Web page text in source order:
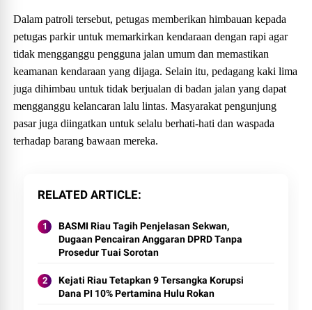
Dalam patroli tersebut, petugas memberikan himbauan kepada
petugas parkir untuk memarkirkan kendaraan dengan rapi agar
tidak mengganggu pengguna jalan umum dan memastikan
keamanan kendaraan yang dijaga. Selain itu, pedagang kaki lima
juga dihimbau untuk tidak berjualan di badan jalan yang dapat
mengganggu kelancaran lalu lintas. Masyarakat pengunjung
pasar juga diingatkan untuk selalu berhati-hati dan waspada
terhadap barang bawaan mereka.
RELATED ARTICLE
BASMI Riau Tagih Penjelasan Sekwan,
Dugaan Pencairan Anggaran DPRD Tanpa
Prosedur Tuai Sorotan
Kejati Riau Tetapkan 9 Tersangka Korupsi
Dana PI 10% Pertamina Hulu Rokan